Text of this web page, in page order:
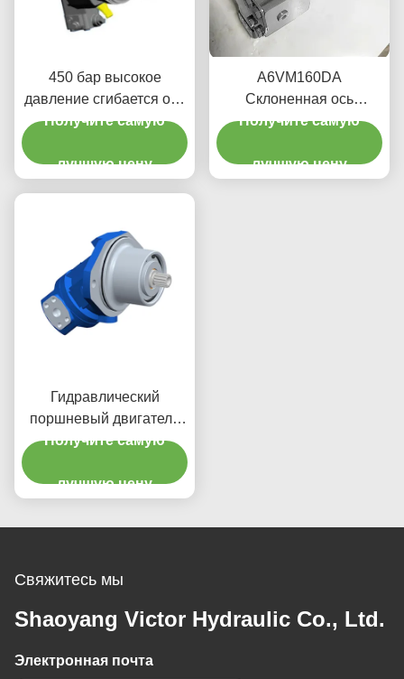
450 бар высокое
давление сгибается ось
поршневого двигателя
момент для экскаватора
Получите самую
лучшую цену
A6VM160DA
Склоненная ось
поршневого двигателя с
управлением скоростью
Получите самую
лучшую цену
Гидравлический
поршневый двигатель
высокого давления с
Регулируемая скорость
Получите самую
лучшую цену
Свяжитесь мы
Shaoyang Victor Hydraulic Co., Ltd.
Электронная почта